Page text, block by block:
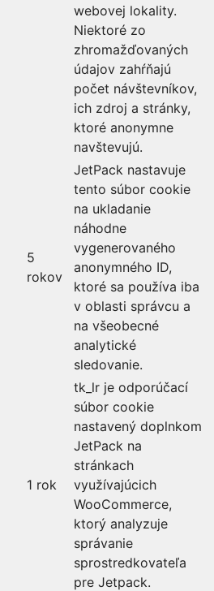
webovej lokality.
Niektoré zo
zhromažďovaných
údajov zahŕňajú
počet návštevníkov,
ich zdroj a stránky,
ktoré anonymne
navštevujú.
5
rokov
JetPack nastavuje
tento súbor cookie
na ukladanie
náhodne
vygenerovaného
anonymného ID,
ktoré sa používa iba
v oblasti správcu a
na všeobecné
analytické
sledovanie.
1 rok
tk_lr je odporúčací
súbor cookie
nastavený doplnkom
JetPack na
stránkach
využívajúcich
WooCommerce,
ktorý analyzuje
správanie
sprostredkovateľa
pre Jetpack.